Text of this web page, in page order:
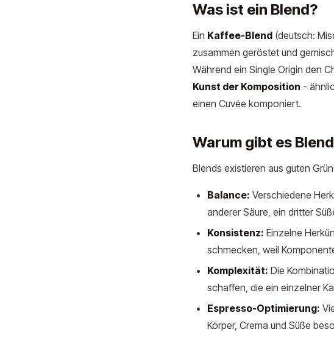
Was ist ein Blend?
Ein Kaffee-Blend (deutsch:
zusammen geröstet und
Während ein Single Origin den
Kunst der Komposition -
einen Cuvée komponiert.
Warum gibt es
Blends existieren aus guten
Balance: Verschiedene
anderer Säure, ein dritter
Konsistenz: Einzelne
schmecken, weil
Komplexität: Die
schaffen, die ein einzelner
Espresso-Optimierung:
Körper, Crema und Süße